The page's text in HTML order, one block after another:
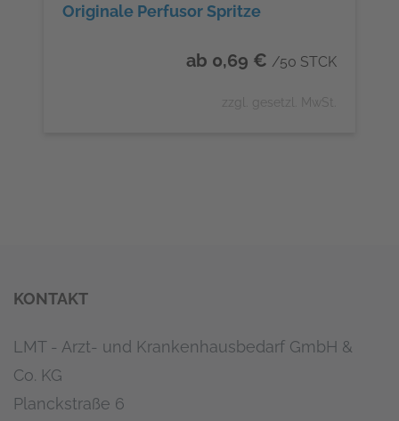
Originale Perfusor Spritze
ab 0,69 € /50 STCK
zzgl. gesetzl. MwSt.
KONTAKT
LMT - Arzt- und Krankenhausbedarf GmbH &
Co. KG
Planckstraße 6